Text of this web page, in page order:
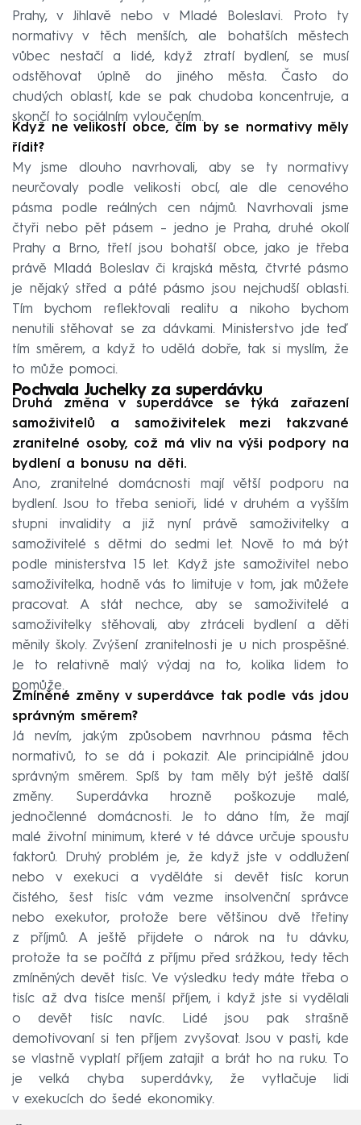
Prahy, v Jihlavě nebo v Mladé Boleslavi. Proto ty
normativy v těch menších, ale bohatších městech
vůbec nestačí a lidé, když ztratí bydlení, se musí
odstěhovat úplně do jiného města. Často do
chudých oblastí, kde se pak chudoba koncentruje, a
skončí to sociálním vyloučením.
Když ne velikostí obce, čím by se normativy měly
řídit?
My jsme dlouho navrhovali, aby se ty normativy
neurčovaly podle velikosti obcí, ale dle cenového
pásma podle reálných cen nájmů. Navrhovali jsme
čtyři nebo pět pásem – jedno je Praha, druhé okolí
Prahy a Brno, třetí jsou bohatší obce, jako je třeba
právě Mladá Boleslav či krajská města, čtvrté pásmo
je nějaký střed a páté pásmo jsou nejchudší oblasti.
Tím bychom reflektovali realitu a nikoho bychom
nenutili stěhovat se za dávkami. Ministerstvo jde teď
tím směrem, a když to udělá dobře, tak si myslím, že
to může pomoci.
Pochvala Juchelky za superdávku
Druhá změna v superdávce se týká zařazení
samoživitelů a samoživitelek mezi takzvané
zranitelné osoby, což má vliv na výši podpory na
bydlení a bonusu na děti.
Ano, zranitelné domácnosti mají větší podporu na
bydlení. Jsou to třeba senioři, lidé v druhém a vyšším
stupni invalidity a již nyní právě samoživitelky a
samoživitelé s dětmi do sedmi let. Nově to má být
podle ministerstva 15 let. Když jste samoživitel nebo
samoživitelka, hodně vás to limituje v tom, jak můžete
pracovat. A stát nechce, aby se samoživitelé a
samoživitelky stěhovali, aby ztráceli bydlení a děti
měnily školy. Zvýšení zranitelnosti je u nich prospěšné.
Je to relativně malý výdaj na to, kolika lidem to
pomůže.
Zmíněné změny v superdávce tak podle vás jdou
správným směrem?
Já nevím, jakým způsobem navrhnou pásma těch
normativů, to se dá i pokazit. Ale principiálně jdou
správným směrem. Spíš by tam měly být ještě další
změny. Superdávka hrozně poškozuje malé,
jednočlenné domácnosti. Je to dáno tím, že mají
malé životní minimum, které v té dávce určuje spoustu
faktorů. Druhý problém je, že když jste v oddlužení
nebo v exekuci a vyděláte si devět tisíc korun
čistého, šest tisíc vám vezme insolvenční správce
nebo exekutor, protože bere většinou dvě třetiny
z příjmů. A ještě přijdete o nárok na tu dávku,
protože ta se počítá z příjmu před srážkou, tedy těch
zmíněných devět tisíc. Ve výsledku tedy máte třeba o
tisíc až dva tisíce menší příjem, i když jste si vydělali
o devět tisíc navíc. Lidé jsou pak strašně
demotivovaní si ten příjem zvyšovat. Jsou v pasti, kde
se vlastně vyplatí příjem zatajit a brát ho na ruku. To
je velká chyba superdávky, že vytlačuje lidi
v exekucích do šedé ekonomiky.